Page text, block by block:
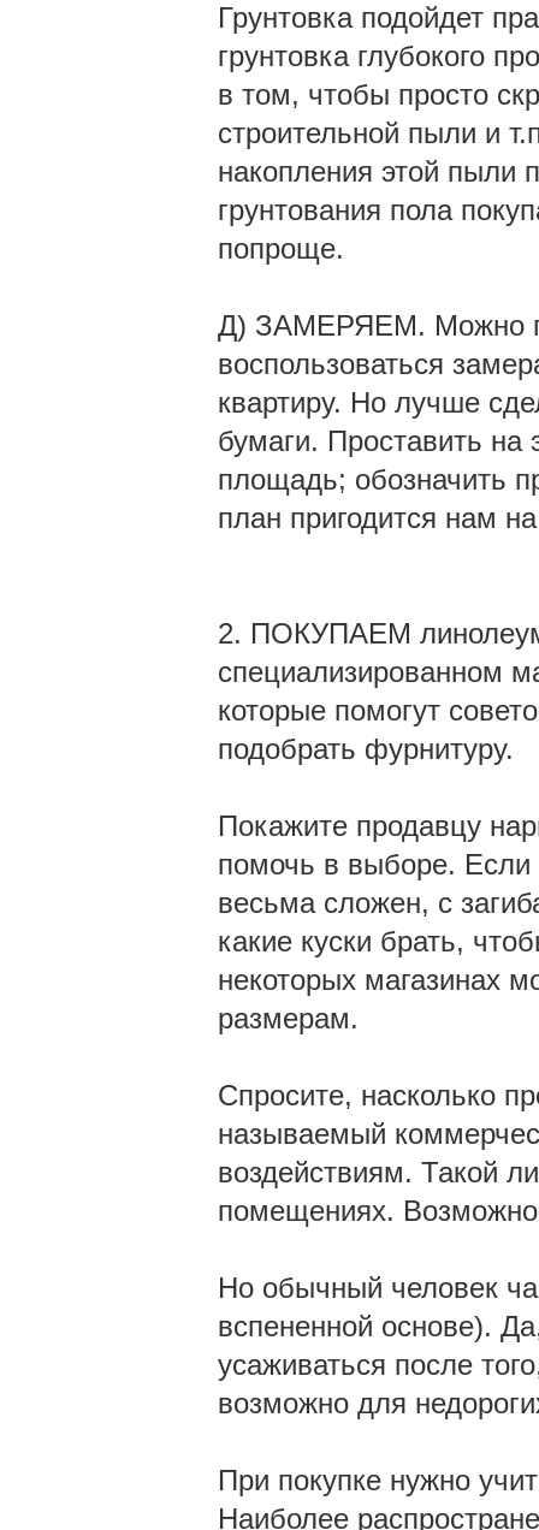
Грунтовка подойдет
грунтовка глубокого
в том, чтобы просто
строительной пыли и
накопления этой пыли
грунтования пола
попроще.
Д) ЗАМЕРЯЕМ. Можно
воспользоваться
квартиру. Но лучше
бумаги. Проставить
площадь; обозначить
план пригодится нам
2. ПОКУПАЕМ
специализированном
которые помогут
подобрать фурнитуру.
Покажите продавцу
помочь в выборе.
весьма сложен, с
какие куски брать,
некоторых магазинах
размерам.
Спросите, насколько
называемый
воздействиям. Такой
помещениях.
Но обычный человек
вспененной основе).
усаживаться после
возможно для
При покупке нужно
Наиболее